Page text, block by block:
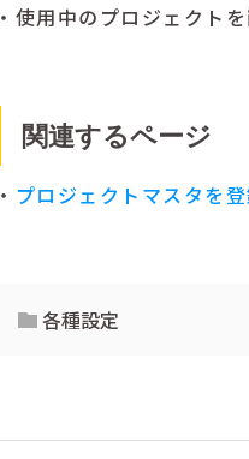
・使用中のプロジェクト
関連するページ
・ プロジェクトマスタを
各種設定